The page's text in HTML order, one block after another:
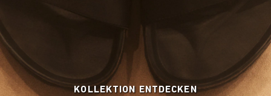
KOLLEKTION ENTDECKEN